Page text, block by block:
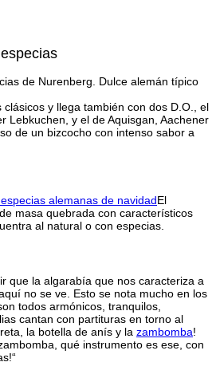
clásicos y llega también con dos D.O., el
Lebkuchen, y el de Aquisgan, Aachener
de un bizcocho con intenso sabor a
El
masa quebrada con característicos
al natural o con especias.
que la algarabía que nos caracteriza a
no se ve. Esto se nota mucho en los
todos armónicos, tranquilos,
cantan con partituras en torno al
la botella de anís y la zambomba!
qué instrumento es ese, con